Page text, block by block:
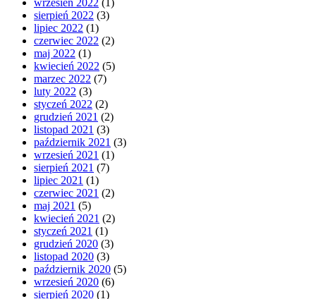
sierpień 2022 (3)
lipiec 2022 (1)
czerwiec 2022 (2)
maj 2022 (1)
kwiecień 2022 (5)
marzec 2022 (7)
luty 2022 (3)
styczeń 2022 (2)
grudzień 2021 (2)
listopad 2021 (3)
październik 2021 (3)
wrzesień 2021 (1)
sierpień 2021 (7)
lipiec 2021 (1)
czerwiec 2021 (2)
maj 2021 (5)
kwiecień 2021 (2)
styczeń 2021 (1)
grudzień 2020 (3)
listopad 2020 (3)
październik 2020 (5)
wrzesień 2020 (6)
sierpień 2020 (1)